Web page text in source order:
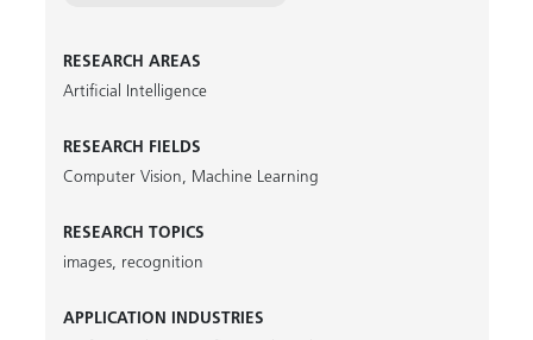
RESEARCH AREAS
Artificial Intelligence
RESEARCH FIELDS
Computer Vision, Machine Learning
RESEARCH TOPICS
images, recognition
APPLICATION INDUSTRIES